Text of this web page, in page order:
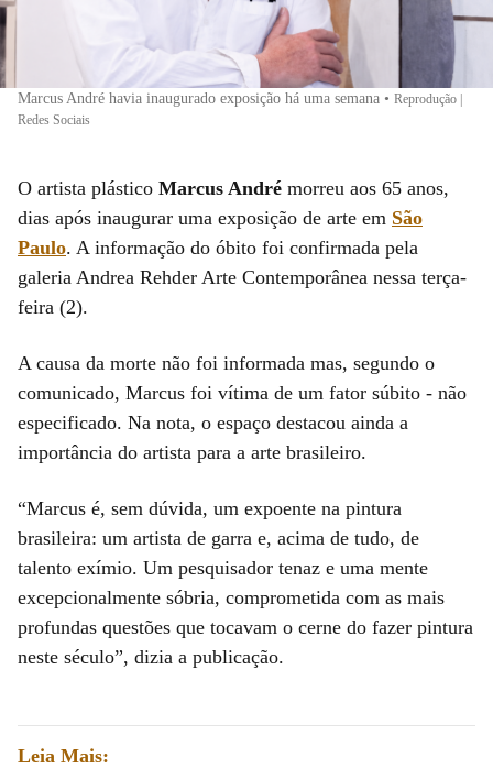
Marcus André havia inaugurado exposição há uma semana • Reprodução |
Redes Sociais
O artista plástico Marcus André morreu aos 65 anos,
dias após inaugurar uma exposição de arte em São
Paulo. A informação do óbito foi confirmada pela
galeria Andrea Rehder Arte Contemporânea nessa terça-
feira (2).
A causa da morte não foi informada mas, segundo o
comunicado, Marcus foi vítima de um fator súbito - não
especificado. Na nota, o espaço destacou ainda a
importância do artista para a arte brasileiro.
“Marcus é, sem dúvida, um expoente na pintura
brasileira: um artista de garra e, acima de tudo, de
talento exímio. Um pesquisador tenaz e uma mente
excepcionalmente sóbria, comprometida com as mais
profundas questões que tocavam o cerne do fazer pintura
neste século”, dizia a publicação.
Leia Mais: